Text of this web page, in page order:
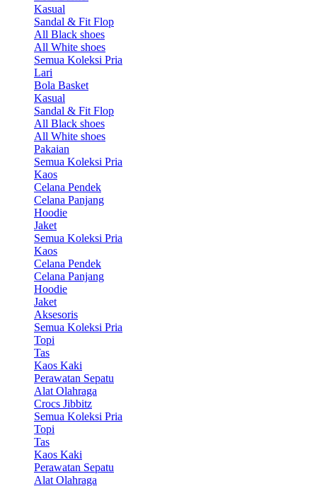
Kasual
Sandal & Fit Flop
All Black shoes
All White shoes
Semua Koleksi Pria
Lari
Bola Basket
Kasual
Sandal & Fit Flop
All Black shoes
All White shoes
Pakaian
Semua Koleksi Pria
Kaos
Celana Pendek
Celana Panjang
Hoodie
Jaket
Semua Koleksi Pria
Kaos
Celana Pendek
Celana Panjang
Hoodie
Jaket
Aksesoris
Semua Koleksi Pria
Topi
Tas
Kaos Kaki
Perawatan Sepatu
Alat Olahraga
Crocs Jibbitz
Semua Koleksi Pria
Topi
Tas
Kaos Kaki
Perawatan Sepatu
Alat Olahraga